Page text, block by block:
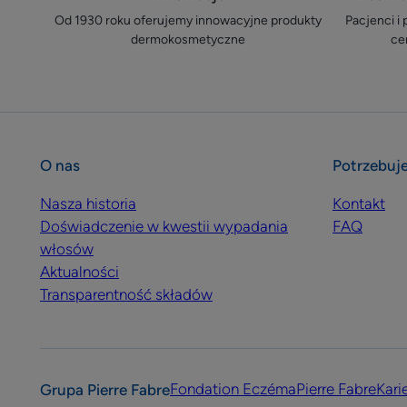
Od 1930 roku oferujemy innowacyjne produkty
dermokosmetyczne
Pacjenci i
O nas
Nasza historia
Doświadczenie w kwestii wypadania
włosów
Aktualności
Transparentność składów
Kontakt
FAQ
Grupa Pierre FabreFondation EczémaPierre Fabre